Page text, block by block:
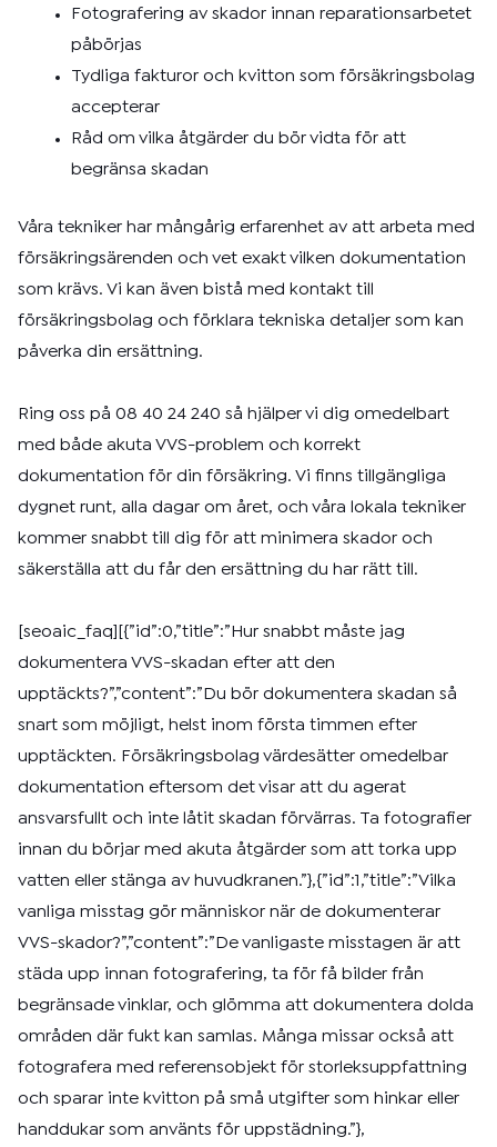
Fotografering av skador innan reparationsarbetet
påbörjas
Tydliga fakturor och kvitton som försäkringsbolag
accepterar
Råd om vilka åtgärder du bör vidta för att
begränsa skadan
Våra tekniker har mångårig erfarenhet av att arbeta med
försäkringsärenden och vet exakt vilken dokumentation
som krävs. Vi kan även bistå med kontakt till
försäkringsbolag och förklara tekniska detaljer som kan
påverka din ersättning.
Ring oss på 08 40 24 240 så hjälper vi dig omedelbart
med både akuta VVS-problem och korrekt
dokumentation för din försäkring. Vi finns tillgängliga
dygnet runt, alla dagar om året, och våra lokala tekniker
kommer snabbt till dig för att minimera skador och
säkerställa att du får den ersättning du har rätt till.
[seoaic_faq][{”id”:0,”title”:”Hur snabbt måste jag
dokumentera VVS-skadan efter att den
upptäckts?”,”content”:”Du bör dokumentera skadan så
snart som möjligt, helst inom första timmen efter
upptäckten. Försäkringsbolag värdesätter omedelbar
dokumentation eftersom det visar att du agerat
ansvarsfullt och inte låtit skadan förvärras. Ta fotografier
innan du börjar med akuta åtgärder som att torka upp
vatten eller stänga av huvudkranen.”},{”id”:1,”title”:”Vilka
vanliga misstag gör människor när de dokumenterar
VVS-skador?”,”content”:”De vanligaste misstagen är att
städa upp innan fotografering, ta för få bilder från
begränsade vinklar, och glömma att dokumentera dolda
områden där fukt kan samlas. Många missar också att
fotografera med referensobjekt för storleksuppfattning
och sparar inte kvitton på små utgifter som hinkar eller
handdukar som använts för uppstädning.”},